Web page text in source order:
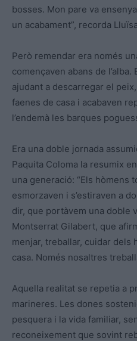
bosses. Mon pare va
un acabament”, recorda
Però remendar era només
començaven abans de l’alba.
ajudant a descarregar el
faenes de casa i acabaven
l’endemà les barques
Era una doble jornada
Paquita Coloma la resumix
una generació: “Els hòmens
esmorzaven i s’estiraven a
dir, que portàvem una doble
Montserrat Gilabert, que
menjar, treballar, cuidar dels
casa. Només nosaltres
Aquella realitat se repetia a
marineres. Les dones
pesquera i la vida familiar,
reconeixement que sovint